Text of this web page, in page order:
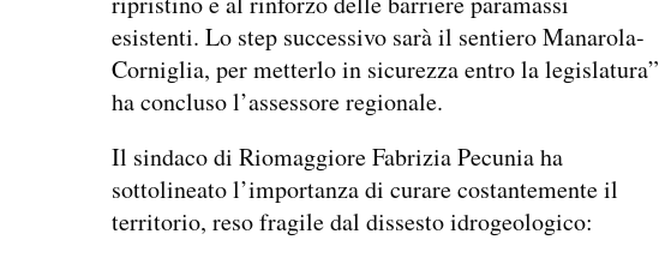
esistenti. Lo step successivo sarà il sentiero Manarola-
Corniglia, per metterlo in sicurezza entro la legislatura”
ha concluso l’assessore regionale.
Il sindaco di Riomaggiore Fabrizia Pecunia ha
sottolineato l’importanza di curare costantemente il
territorio, reso fragile dal dissesto idrogeologico: